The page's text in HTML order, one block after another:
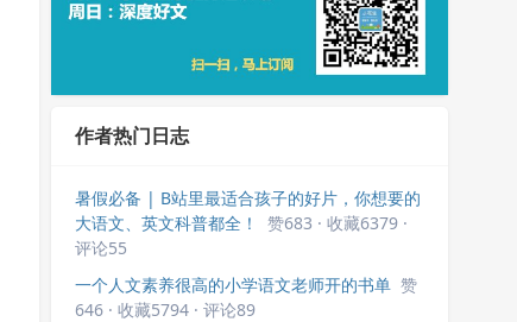
作者热门日志
暑假必备 | B站里最适合孩子的好片，你想要的
大语文、英文科普都全！
赞683 · 收藏6379 ·
评论55
一个人文素养很高的小学语文老师开的书单 赞
646 · 收藏5794 · 评论89